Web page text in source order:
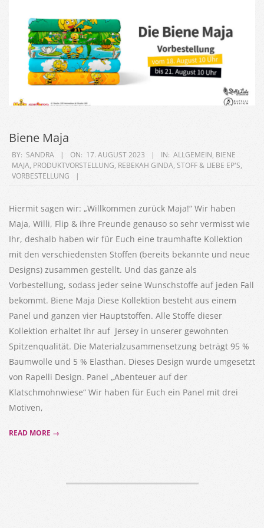
Biene Maja
2023-
08-
BY: SANDRA ON: 17. AUGUST 2023 IN: ALLGEMEIN, BIENE
MAJA, PRODUKTVORSTELLUNG, REBEKAH GINDA, STOFF & LIEBE EP'S,
VORBESTELLUNG
Hiermit sagen wir: „Willkommen zurück Maja!“ Wir haben
Maja, Willi, Flip & ihre Freunde genauso so sehr vermisst wie
Ihr, deshalb haben wir für Euch eine traumhafte Kollektion
mit den verschiedensten Stoffen (bereits bekannte und neue
Designs) zusammen gestellt. Und das ganze als
Vorbestellung, sodass jeder seine Wunschstoffe auf jeden Fall
bekommt. Biene Maja Diese Kollektion besteht aus einem
Panel und ganzen vier Hauptstoffen. Alle Stoffe dieser
Kollektion erhaltet Ihr auf Jersey in unserer gewohnten
Spitzenqualität. Die Materialzusammensetzung beträgt 95 %
Baumwolle und 5 % Elasthan. Dieses Design wurde umgesetzt
von Rapelli Design. Panel „Abenteuer auf der
Klatschmohnwiese“ Wir haben für Euch ein Panel mit drei
Motiven,
READ MORE →